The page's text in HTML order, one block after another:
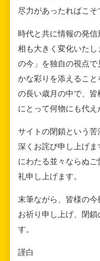
尽力があったればこそ
時代と共に情報の発
相も大きく変化いた
の今」を独自の視点
かな彩りを添えるこ
の長い歳月の中で、
にとって何物にも代え
サイトの閉鎖という苦
深くお詫び申し上げ
にわたる並々ならぬ
礼申し上げます。
末筆ながら、皆様の
お祈り申し上げ、閉
す。
謹白